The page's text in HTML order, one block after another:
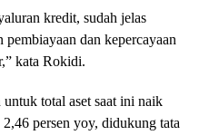
kredit, sudah jelas
dan kepercayaan
kata Rokidi.
total aset saat ini naik
persen yoy, didukung tata